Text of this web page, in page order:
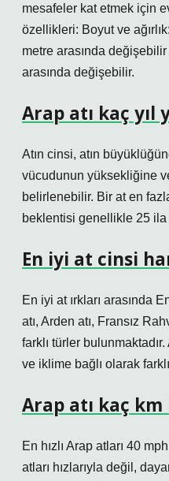
mesafeler kat etmek için
özellikleri: Boyut ve
metre arasında değişebilir
arasında değişebilir.
Arap atı kaç yıl
Atın cinsi, atın
vücudunun yüksekliğine
belirlenebilir. Bir at en
beklentisi genellikle 25 ila
En iyi at cinsi
En iyi at ırkları arasında
atı, Arden atı, Fransız
farklı türler
ve iklime bağlı olarak
Arap atı kaç km
En hızlı Arap atları 40
atları hızlarıyla değil,